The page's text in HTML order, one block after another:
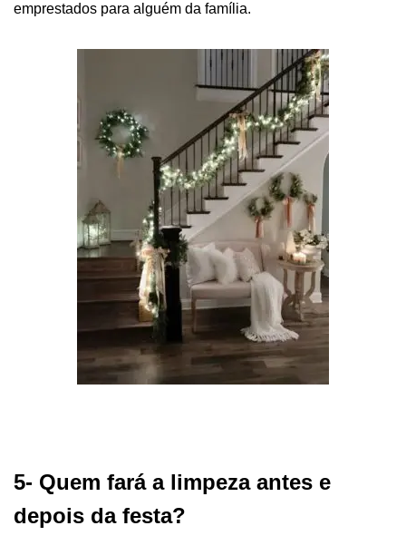
emprestados para alguém da família.
5- Quem fará a limpeza antes e
depois da festa?